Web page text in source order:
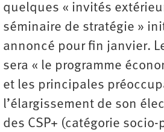
quelques « invités
séminaire de stratégie »
annoncé pour fin janvier.
sera « le programme
et les principales
l’élargissement de son
des CSP+ (catégorie